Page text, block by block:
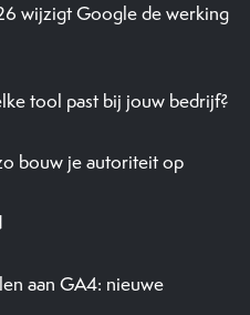
wijzigt Google de werking
tool past bij jouw bedrijf?
bouw je autoriteit op
aan GA4: nieuwe